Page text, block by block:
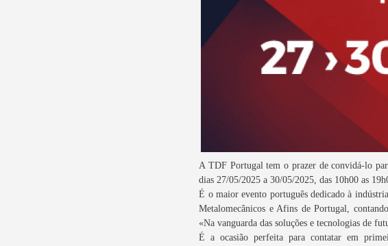
A TDF Portugal tem o prazer de convidá-lo
dias 27/05/2025 a 30/05/2025, das 10h00 as
É o maior evento português dedicado à
Metalomecânicos e Afins de Portugal,
«Na vanguarda das soluções e tecnologias de
É a ocasião perfeita para contatar em